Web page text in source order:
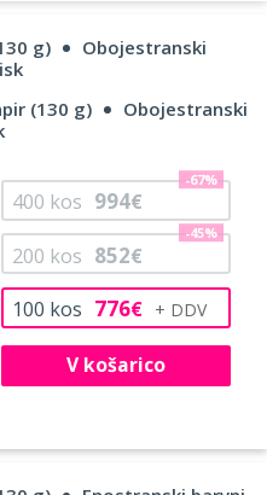
g)
Obojestranski
(130 g)
Obojestranski
100 kos 776€
200 kos 852€
-45%
400 kos 994€
-67%
V košarico